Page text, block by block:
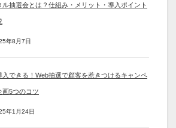
ル抽選会とは？仕組み・メリット・導入ポイント
年8月7日
入できる！Web抽選で顧客を惹きつけるキャンペ
画5つのコツ
年1月24日